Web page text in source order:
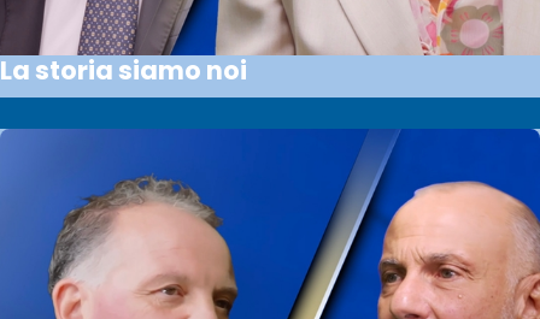
La storia siamo noi